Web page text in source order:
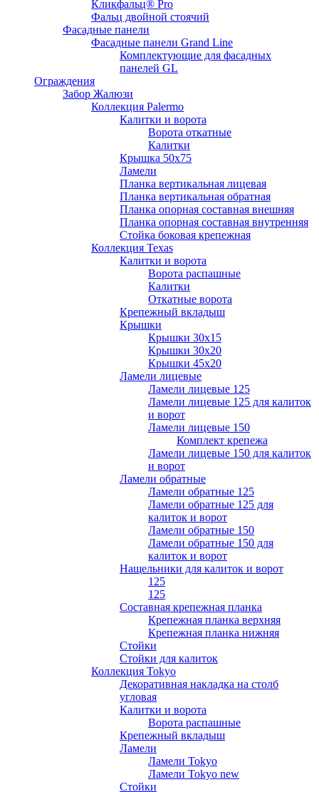
Кликфальц® Pro
Фальц двoйной стоячий
Фасадные панели
Фасадные панели Grand Line
Комплектующие для фасадных
панелей GL
Ограждения
Забор Жалюзи
Коллекция Palermo
Калитки и ворота
Ворота откатные
Калитки
Крышка 50х75
Ламели
Планка вертикальная лицевая
Планка вертикальная обратная
Планка опорная составная внешняя
Планка опорная составная внутренняя
Стойка боковая крепежная
Коллекция Texas
Калитки и ворота
Ворота распашные
Калитки
Откатные ворота
Крепежный вкладыш
Крышки
Крышки 30х15
Крышки 30х20
Крышки 45х20
Ламели лицевые
Ламели лицевые 125
Ламели лицевые 125 для калиток
и ворот
Ламели лицевые 150
Комплект крепежа
Ламели лицевые 150 для калиток
и ворот
Ламели обратные
Ламели обратные 125
Ламели обратные 125 для
калиток и ворот
Ламели обратные 150
Ламели обратные 150 для
калиток и ворот
Нащельники для калиток и ворот
125
125
Составная крепежная планка
Крепежная планка верхняя
Крепежная планка нижняя
Стойки
Стойки для калиток
Коллекция Tokyo
Декоративная накладка на столб
угловая
Калитки и ворота
Ворота распашные
Крепежный вкладыш
Ламели
Ламели Tokyo
Ламели Tokyo new
Стойки